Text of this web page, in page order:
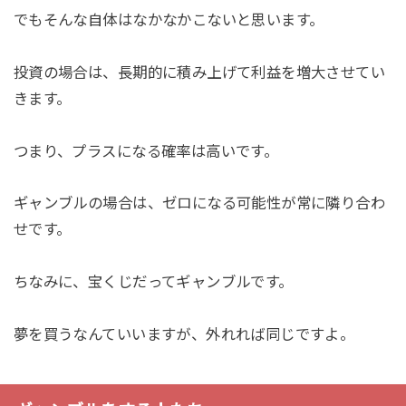
でもそんな自体はなかなかこないと思います。
投資の場合は、長期的に積み上げて利益を増大させてい
きます。
つまり、プラスになる確率は高いです。
ギャンブルの場合は、ゼロになる可能性が常に隣り合わ
せです。
ちなみに、宝くじだってギャンブルです。
夢を買うなんていいますが、外れれば同じですよ。